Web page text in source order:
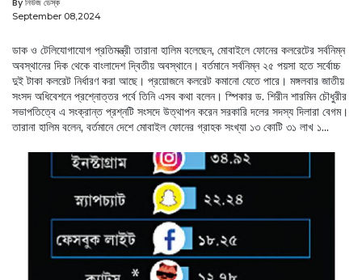
September 08,2024
ডাক ও টেলিযোগাযোগ প্রতিমন্ত্রী তারানা হালিম বলেছেন, মোবাইলে ফোনের কলরেটের সর্বনিম্ন
অবস্থানের দিক থেকে বাংলাদেশ দ্বিতীয় অবস্থান‌ে। বর্তমানে সর্বনিম্ন ২৫ পয়সা হতে সর্বোচ্চ
দুই টাকা কলরেট নির্ধারণ করা আছে। প্রয়োজনে কলরেট কমানো যেতে পারে। মঙ্গলবার জাতীয়
সংসদ অধিবেশনে প্রশ্নোত্তর পর্বে তিনি এসব কথা বলেন। স্পিকার ড. শিরীন শারমিন চৌধুরীর
সভাপতিত্বে এ সংক্রান্ত প্রশ্নটি সংসদে উত্থাপন করেন সরকারি দলের সদস্য দিলারা বেগম।
তারানা হালিম বলেন, বর্তমানে দেশে মোবাইল ফোনের গ্রাহক সংখ্যা ১৩ কোটি ৩১ লাখ ১...